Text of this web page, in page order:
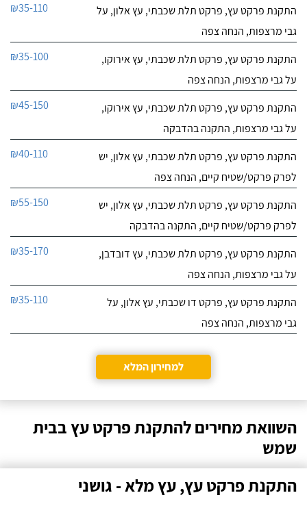
התקנת פרקט עץ, פרקט תלת שכבתי, עץ אלון, על
גבי מרצפות, הנחה צפה
₪35-110
התקנת פרקט עץ, פרקט תלת שכבתי, עץ אירוקו,
על גבי מרצפות, הנחה צפה
₪35-100
התקנת פרקט עץ, פרקט תלת שכבתי, עץ אירוקו,
על גבי מרצפות, התקנה בהדבקה
₪45-150
התקנת פרקט עץ, פרקט תלת שכבתי, עץ אלון, יש
לפרק פרקט/שטיח קיים, הנחה צפה
₪40-110
התקנת פרקט עץ, פרקט תלת שכבתי, עץ אלון, יש
לפרק פרקט/שטיח קיים, התקנה בהדבקה
₪55-150
התקנת פרקט עץ, פרקט תלת שכבתי, עץ דובדבן,
על גבי מרצפות, הנחה צפה
₪35-170
התקנת פרקט עץ, פרקט דו שכבתי, עץ אלון, על
גבי מרצפות, הנחה צפה
₪35-110
למחירון המלא
השוואת מחירים להתקנת פרקט עץ בבית
שמש
התקנת פרקט עץ, עץ מלא - גושני